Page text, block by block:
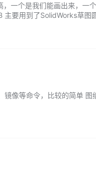
一个是我们能画出来，一
要用到了SolidWorks草图
像等命令，比较的简单 图